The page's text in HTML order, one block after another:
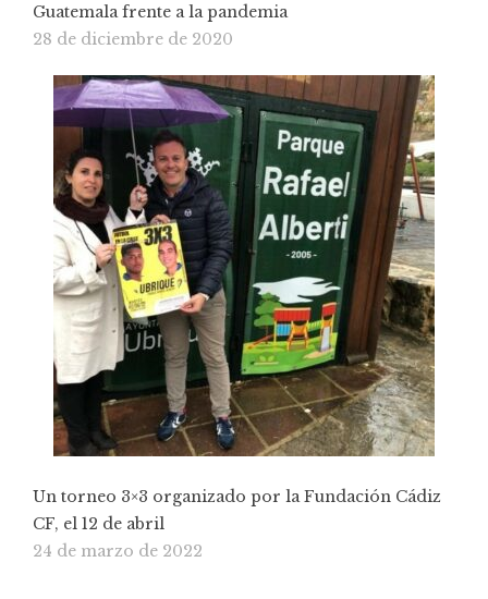
Guatemala frente a la pandemia
28 de diciembre de 2020
Un torneo 3×3 organizado por la Fundación Cádiz
CF, el 12 de abril
24 de marzo de 2022